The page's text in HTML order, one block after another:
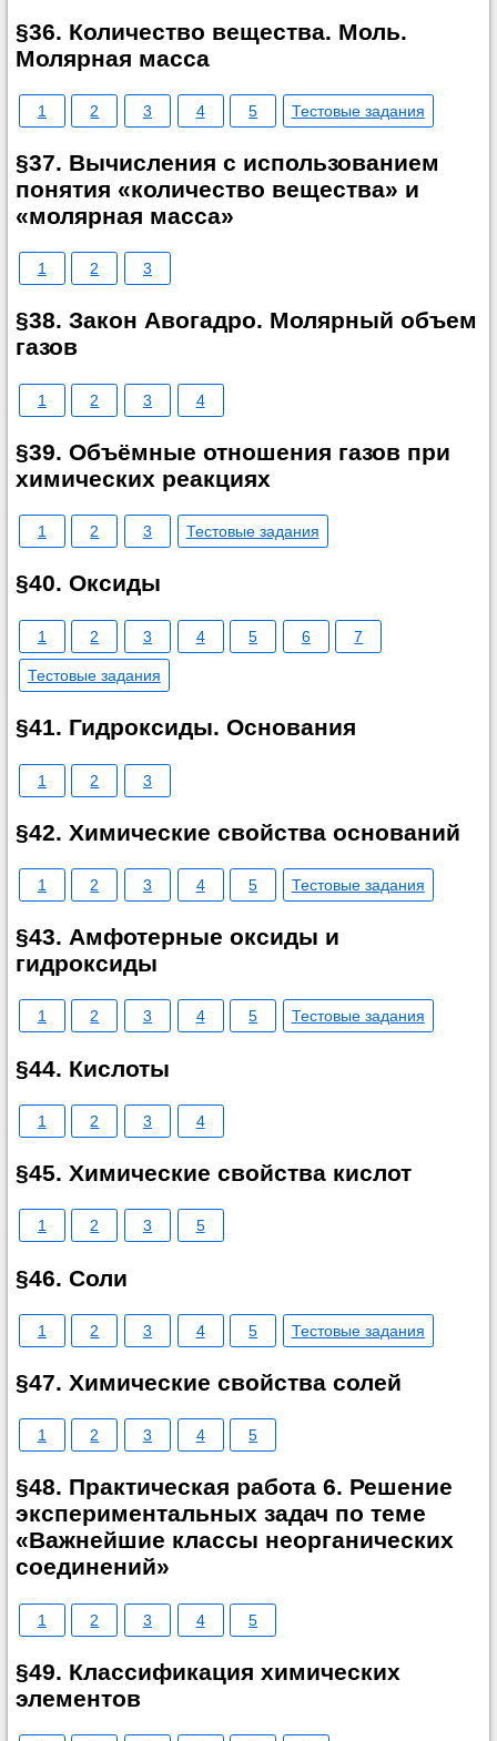
§36. Количество вещества. Моль.
Молярная масса
1 2 3 4 5 Тестовые задания
§37. Вычисления с использованием
понятия «количество вещества» и
«молярная масса»
1 2 3
§38. Закон Авогадро. Молярный объем
газов
1 2 3 4
§39. Объёмные отношения газов при
химических реакциях
1 2 3 Тестовые задания
§40. Оксиды
1 2 3 4 5 6 7
Тестовые задания
§41. Гидроксиды. Основания
1 2 3
§42. Химические свойства оснований
1 2 3 4 5 Тестовые задания
§43. Амфотерные оксиды и
гидроксиды
1 2 3 4 5 Тестовые задания
§44. Кислоты
1 2 3 4
§45. Химические свойства кислот
1 2 3 5
§46. Соли
1 2 3 4 5 Тестовые задания
§47. Химические свойства солей
1 2 3 4 5
§48. Практическая работа 6. Решение
экспериментальных задач по теме
«Важнейшие классы неорганических
соединений»
1 2 3 4 5
§49. Классификация химических
элементов